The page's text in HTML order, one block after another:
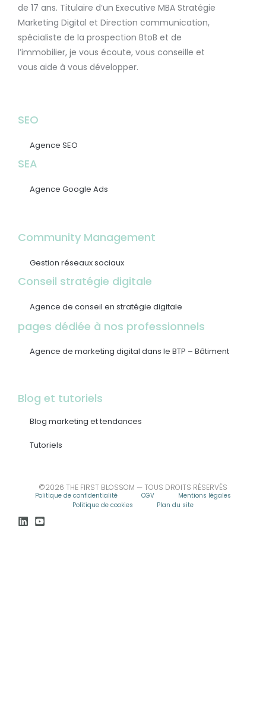
de 17 ans. Titulaire d’un Executive MBA Stratégie
Marketing Digital et Direction communication,
spécialiste de la prospection BtoB et de
l’immobilier, je vous écoute, vous conseille et
vous aide à vous développer.
SEO
Agence SEO
SEA
Agence Google Ads
Community Management
Gestion réseaux sociaux
Conseil stratégie digitale
Agence de conseil en stratégie digitale
pages dédiée à nos professionnels
Agence de marketing digital dans le BTP – Bâtiment
Blog et tutoriels
Blog marketing et tendances
Tutoriels
©2026 THE FIRST BLOSSOM — TOUS DROITS RÉSERVÉS
Politique de confidentialité CGV
Mentions légales
Politique de cookies
Plan du site